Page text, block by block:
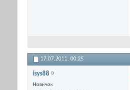
17.07.2011, 00:25
isys88
Новичок